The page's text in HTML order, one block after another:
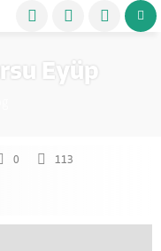
Eyüp
0 113